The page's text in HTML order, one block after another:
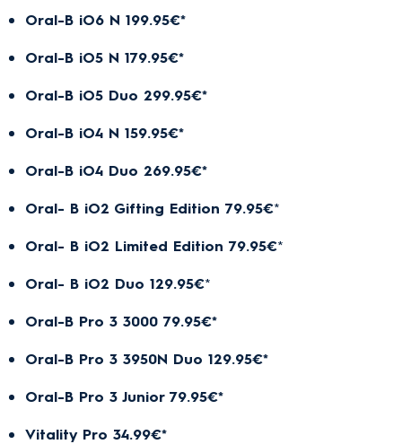
Oral-B iO6 N 199.95€*
Oral-B iO5 N 179.95€*
Oral-B iO5 Duo 299.95€*
Oral-B iO4 N 159.95€*
Oral-B iO4 Duo 269.95€*
Oral- B iO2 Gifting Edition 79.95€*
Oral- B iO2 Limited Edition 79.95€*
Oral- B iO2 Duo 129.95€*
Oral-B Pro 3 3000 79.95€*
Oral-B Pro 3 3950N Duo 129.95€*
Oral-B Pro 3 Junior 79.95€*
Vitality Pro 34.99€*